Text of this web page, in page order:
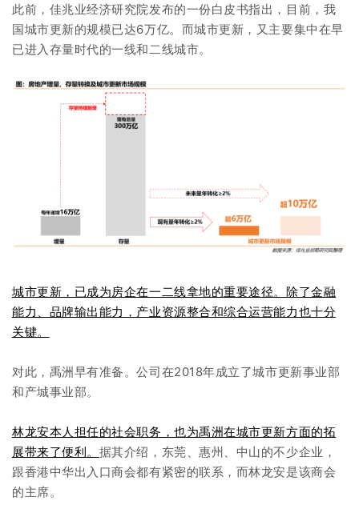
此前，佳兆业经济研究院发布的一份白皮书指出，目前，我
国城市更新的规模已达6万亿。而城市更新，又主要集中在早
已进入存量时代的一线和二线城市。
城市更新，已成为房企在一二线拿地的重要途径。除了金融
能力、品牌输出能力，产业资源整合和综合运营能力也十分
关键。
对此，禹洲早有准备。公司在2018年成立了城市更新事业部
和产城事业部。
林龙安本人担任的社会职务，也为禹洲在城市更新方面的拓
展带来了便利。 据其介绍，东莞、惠州、中山的不少企业，
跟香港中华出入口商会都有紧密的联系，而林龙安是该商会
的主席。